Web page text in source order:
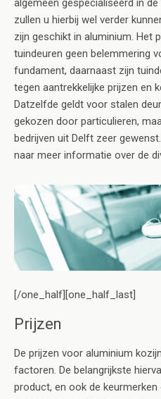
algemeen gespecialiseerd in
zullen u hierbij wel verder
zijn geschikt in aluminium. Het
tuindeuren geen belemmering
fundament, daarnaast zijn
tegen aantrekkelijke prijzen en
Datzelfde geldt voor stalen
gekozen door particulieren,
bedrijven uit Delft zeer
naar meer informatie over de
[/one_half][one_half_last]
Prijzen
De prijzen voor aluminium
factoren. De belangrijkste
product, en ook de